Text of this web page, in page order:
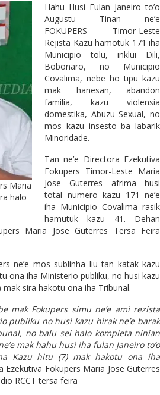
Maria
halo
Hahu Husi Fulan Janeiro to’o
Augustu Tinan ne’e
FOKUPERS Timor-Leste
Rejista Kazu hamotuk 171 iha
Municipio tolu, inklui Dili,
Bobonaro, no Municipio
Covalima, nebe ho tipu kazu
mak hanesan, abandon
familia, kazu violensia
domestika, Abuzu Sexual, no
mos kazu insesto ba labarik
Minoridade.
Tan ne’e Directora Ezekutiva
Fokupers Timor-Leste Maria
Jose Guterres afrima husi
total numero kazu 171 ne’e
iha Municipio Covalima rasik
hamutuk kazu 41. Dehan
Maria Jose Guterres Tersa Feira
ne’e mos sublinha liu tan katak kazu
ona iha Ministerio publiku, no husi kazu
mak sira hakotu ona iha Tribunal.
mak Fokupers simu ne’e ami rezista
publiku no husi kazu hirak ne’e barak
no balu sei halo kompleta ninian
mak hahu husi iha fulan Janeiro to’o
Kazu hitu (7) mak hakotu ona iha
Ezekutiva Fokupers Maria Jose Guterres
RCCT tersa feira